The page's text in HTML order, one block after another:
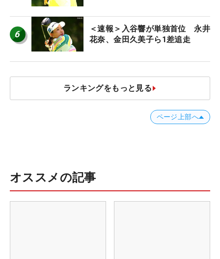
6
＜速報＞入谷響が単独首位 永井
花奈、金田久美子ら1差追走
ランキングをもっと見る
ページ上部へ
オススメの記事